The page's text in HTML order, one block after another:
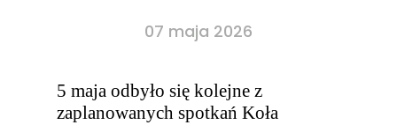
07 maja 2026
5 maja odbyło się kolejne z
zaplanowanych spotkań Koła